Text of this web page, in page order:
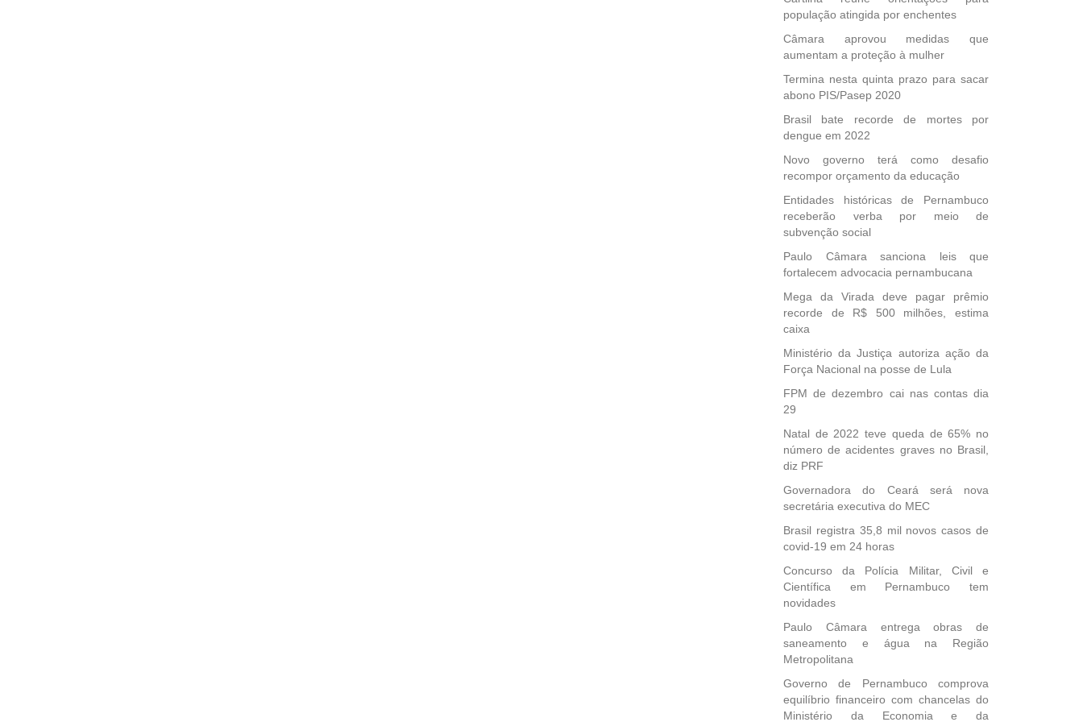
população atingida por enchentes
Câmara aprovou medidas que
aumentam a proteção à mulher
Termina nesta quinta prazo para sacar
abono PIS/Pasep 2020
Brasil bate recorde de mortes por
dengue em 2022
Novo governo terá como desafio
recompor orçamento da educação
Entidades históricas de Pernambuco
receberão verba por meio de
subvenção social
Paulo Câmara sanciona leis que
fortalecem advocacia pernambucana
Mega da Virada deve pagar prêmio
recorde de R$ 500 milhões, estima
caixa
Ministério da Justiça autoriza ação da
Força Nacional na posse de Lula
FPM de dezembro cai nas contas dia
29
Natal de 2022 teve queda de 65% no
número de acidentes graves no Brasil,
diz PRF
Governadora do Ceará será nova
secretária executiva do MEC
Brasil registra 35,8 mil novos casos de
covid-19 em 24 horas
Concurso da Polícia Militar, Civil e
Científica em Pernambuco tem
novidades
Paulo Câmara entrega obras de
saneamento e água na Região
Metropolitana
Governo de Pernambuco comprova
equilíbrio financeiro com chancelas do
Ministério da Economia e da